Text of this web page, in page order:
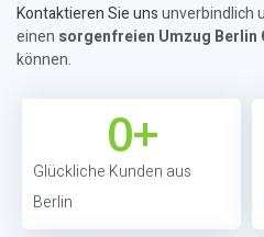
Kontaktieren Sie unsunverbindlich
einen sorgenfreien Umzug Berlin
können.
Glückliche Kunden aus
Berlin
0+